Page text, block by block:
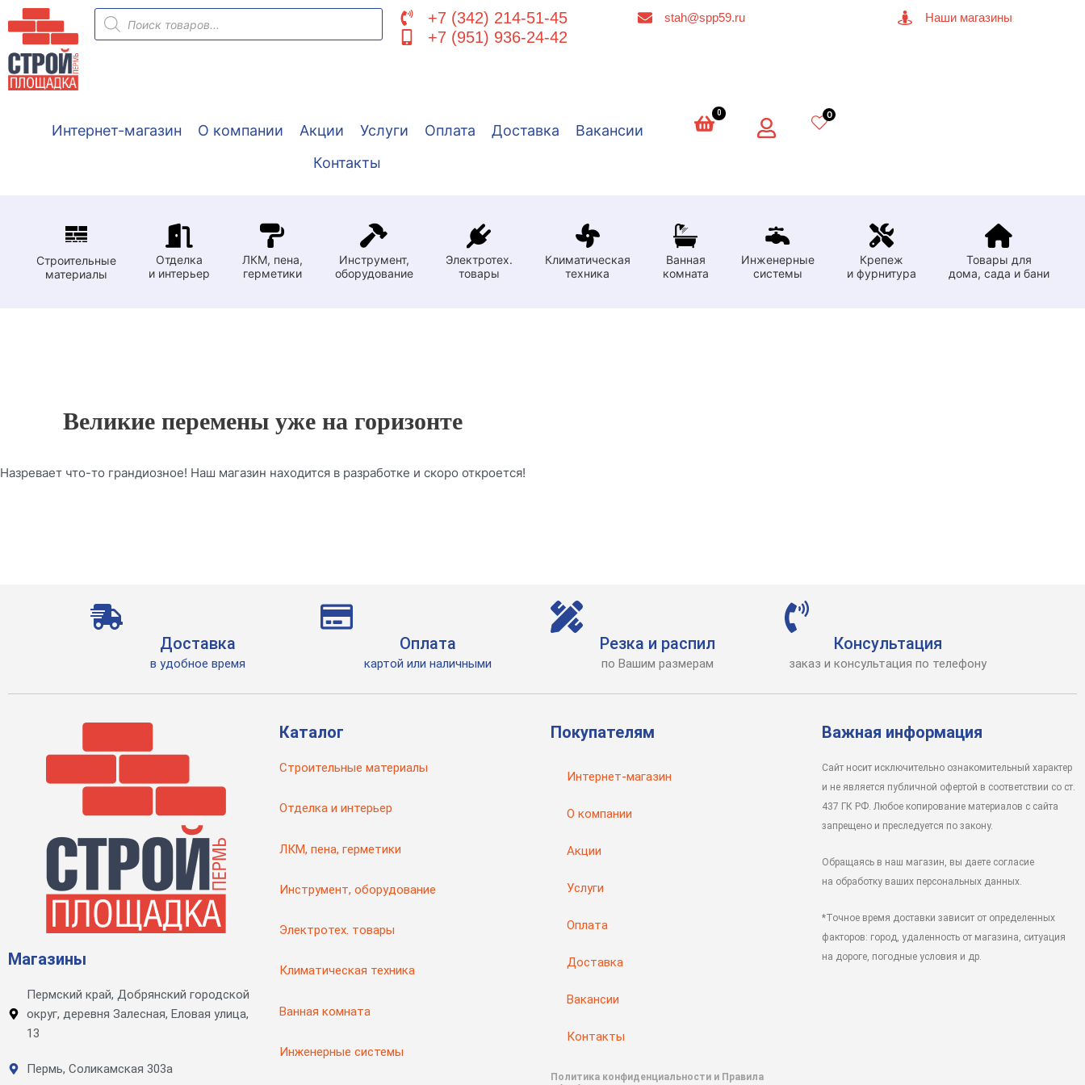
Перейти
содержимому
Поиск
товаров
+7 (342) 214-51-45
+7 (951) 936-24-42
stah@spp59.ru Наши магазины
Интернет-магазин О компании Акции Услуги Оплата Доставка
Вакансии
Контакты
0 0
Строительные
материалы
Отделка
и интерьер
ЛКМ, пена,
герметики
Инструмент,
оборудование
Электротех.
товары
Климатическая
техника
Ванная
комната
Инженерные
системы
Крепеж
и фурнитура
Товары для
дома, сада и бани
Великие перемены уже на горизонте
Назревает что-то грандиозное! Наш магазин находится в разработке и скоро откроется!
Доставка
в удобное время
Оплата
картой или наличными
Резка и распил
по Вашим размерам
Консультация
заказ и консультация по телефону
Магазины
Пермский край, Добрянский городской
округ, деревня Залесная, Еловая улица,
13
Пермь, Соликамская 303а
Каталог
Строительные материалы
Отделка и интерьер
ЛКМ, пена, герметики
Инструмент, оборудование
Электротех. товары
Климатическая техника
Ванная комната
Инженерные системы
Покупателям
Интернет-магазин
О компании
Акции
Услуги
Оплата
Доставка
Вакансии
Контакты
Политика конфиденциальности и Правила
Важная информация
Сайт носит исключительно ознакомительный характер
и не является публичной офертой в соответствии со ст.
437 ГК РФ. Любое копирование материалов с сайта
запрещено и преследуется по закону.
Обращаясь в наш магазин, вы даете согласие
на обработку ваших персональных данных.
*Точное время доставки зависит от определенных
факторов: город, удаленность от магазина, ситуация
на дороге, погодные условия и др.